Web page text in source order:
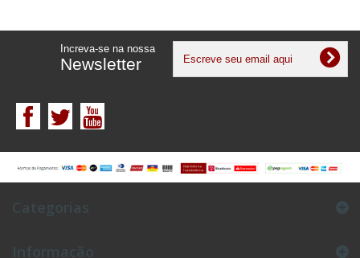
Increva-se na nossa
Newsletter
Categorias
Informação